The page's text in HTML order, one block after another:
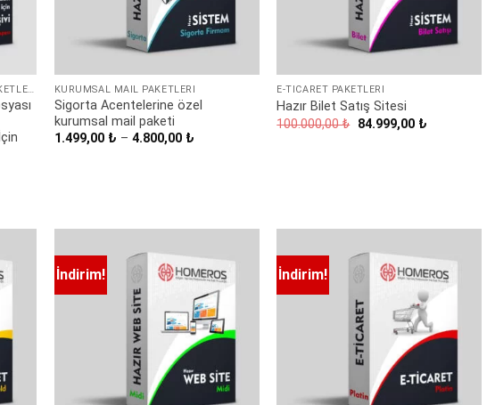
CNC VE LAZER KESIM ŞABLON PAKETLERI KURUMSAL MAIL PAKETLERI
Sigorta Acentelerine özel
kurumsal mail paketi
1.499,00 ₺ – 4.800,00 ₺Fiyat
E-TICARET PAKETLERI
Hazır Bilet Satış Sitesi
100.000,00₺ Orijinal
84.999,00 ₺Şu
İndirim! İndirim!